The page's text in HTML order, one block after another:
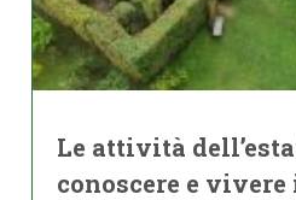
Le attività
conoscere e vivere